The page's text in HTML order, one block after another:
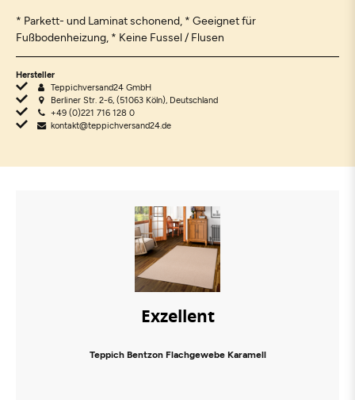
* Parkett- und Laminat schonend, * Geeignet für
Fußbodenheizung, * Keine Fussel / Flusen
Hersteller
Teppichversand24 GmbH
Berliner Str. 2-6, (51063 Köln), Deutschland
+49 (0)221 716 128 0
kontakt@teppichversand24.de
Exzellent
Teppich Bentzon Flachgewebe Karamell